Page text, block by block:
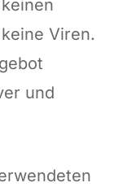
Viren.
und